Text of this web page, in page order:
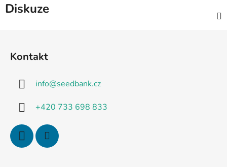
Diskuze
Kontakt
info@seedbank.cz
+420 733 698 833